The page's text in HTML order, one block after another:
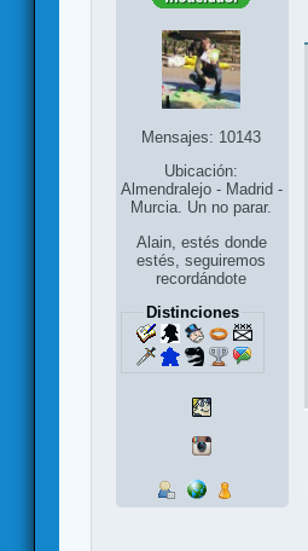
Mensajes: 10143
Ubicación:
Almendralejo - Madrid -
Murcia. Un no parar.
Alain, estés donde
estés, seguiremos
recordándote
Distinciones